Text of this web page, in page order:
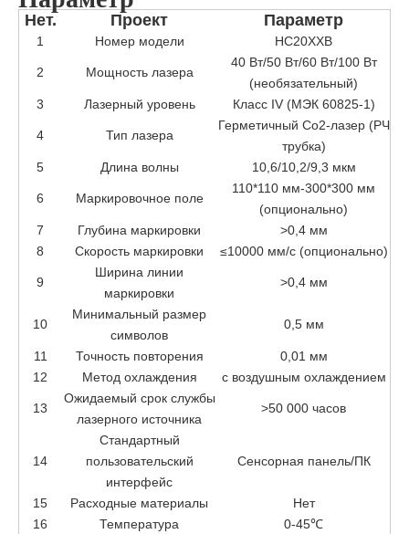
Нет. Проект Параметр
1 Номер модели HC20XXB
2 Мощность лазера
40 Вт/50 Вт/60 Вт/100 Вт
(необязательный)
3
Лазерный уровень Класс IV (МЭК 60825-1)
4 Тип лазера
Герметичный Co2-лазер (РЧ
трубка)
5
Длина волны 10,6/10,2/9,3 мкм
6 Маркировочное поле
110*110 мм-300*300 мм
(опционально)
7
Глубина маркировки
>0,4 мм
8
Скорость маркировки ≤10000 мм/с (опционально)
9
Ширина линии
маркировки
>0,4 мм
10
Минимальный размер
символов
0,5 мм
11 Точность повторения
0,01 мм
12
Метод охлаждения с воздушным охлаждением
13
Ожидаемый срок службы
лазерного источника
>50 000 часов
14
Стандартный
пользовательский
интерфейс
Сенсорная панель/ПК
15 Расходные материалы
Нет
16
Температура
0-45℃